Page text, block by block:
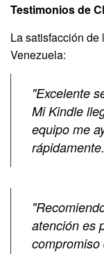
Testimonios de
La satisfacción
Venezuela:
"Excelente
Mi Kindle
equipo me
atención es
compromiso